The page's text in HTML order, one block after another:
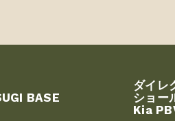
BASE
ダイレ
ショー
Kia